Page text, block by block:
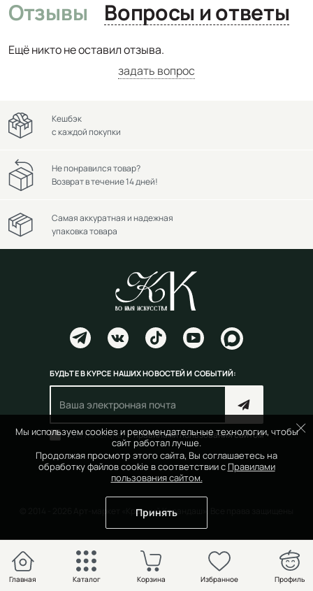
Отзывы Вопросы и ответы
Ещё никто не оставил отзыва.
задать вопрос
Мы используем cookies и рекомендательные технологии, чтобы
сайт работал лучше.
Продолжая просмотр этого сайта, Вы соглашаетесь на
обработку файлов cookie в соответствии с Правилами
пользования сайтом.
Принять
Кешбэк
с каждой покупки
Не понравился товар?
Возврат в течение 14 дней!
Самая аккуратная и надежная
упаковка товара
БУДЬТЕ В КУРСЕ НАШИХ НОВОСТЕЙ И СОБЫТИЙ:
Согласен(на) справилами пользования сайтом
© 2014 - 2026 Арт-маркет «Красный Карандаш». Все права защищены
Главная Каталог Избранное Профиль
Корзина